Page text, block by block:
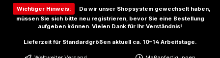
springen
Wichtiger Hinweis:
Da wir unser Shopsystem gewechselt haben,
müssen Sie sich bitte neu registrieren, bevor Sie eine Bestellung
aufgeben können. Vielen Dank für Ihr Verständnis!
Lieferzeit für Standardgrößen aktuell ca. 10–14 Arbeitstage.